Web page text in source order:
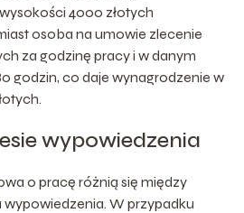
4000 złotych
osoba na umowie zlecenie
za godzinę pracy i w danym
godzin, co daje wynagrodzenie w
wypowiedzenia
o pracę różnią się między
wypowiedzenia. W przypadku